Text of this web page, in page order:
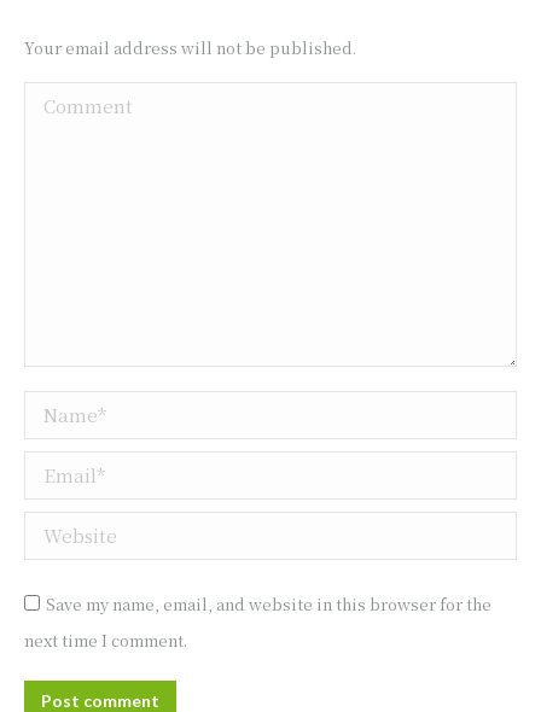
Your email address will not be published.
Comment
Name *
Email *
Website
Save my name, email, and website in this browser for the
next time I comment.
Post comment